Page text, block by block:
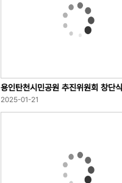
용인탄천시민공원 추진위원회 창단식
2025-01-21